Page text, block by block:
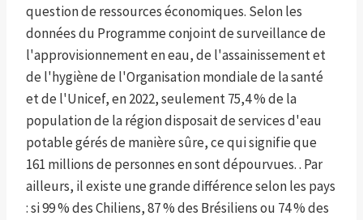
question de ressources économiques. Selon les
données du Programme conjoint de surveillance de
l'approvisionnement en eau, de l'assainissement et
de l'hygiène de l'Organisation mondiale de la santé
et de l'Unicef, en 2022, seulement 75,4 % de la
population de la région disposait de services d'eau
potable gérés de manière sûre, ce qui signifie que
161 millions de personnes en sont dépourvues. . Par
ailleurs, il existe une grande différence selon les pays
: si 99 % des Chiliens, 87 % des Brésiliens ou 74 % des